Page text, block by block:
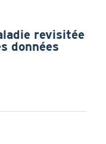
revisitée
données